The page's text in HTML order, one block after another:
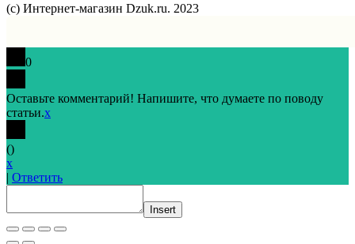
(с) Интернет-магазин Dzuk.ru. 2023
0
Оставьте комментарий! Напишите, что думаете по поводу
статьи.x
()
x
| Ответить
Insert